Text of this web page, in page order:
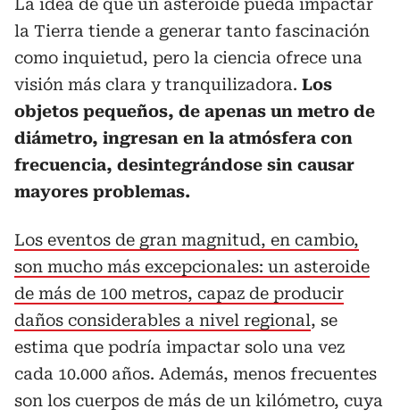
La idea de que un asteroide pueda impactar
la Tierra tiende a generar tanto fascinación
como inquietud, pero la ciencia ofrece una
visión más clara y tranquilizadora. Los
objetos pequeños, de apenas un metro de
diámetro, ingresan en la atmósfera con
frecuencia, desintegrándose sin causar
mayores problemas.
Los eventos de gran magnitud, en cambio,
son mucho más excepcionales: un asteroide
de más de 100 metros, capaz de producir
daños considerables a nivel regional, se
estima que podría impactar solo una vez
cada 10.000 años. Además, menos frecuentes
son los cuerpos de más de un kilómetro, cuya